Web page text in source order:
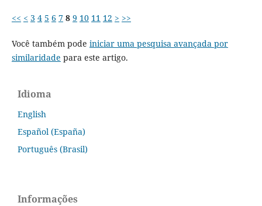
<< < 3 4 5 6 7 8 9 10 11 12 > >>
Você também pode iniciar uma pesquisa avançada por
similaridade para este artigo.
Idioma
English
Español (España)
Português (Brasil)
Informações